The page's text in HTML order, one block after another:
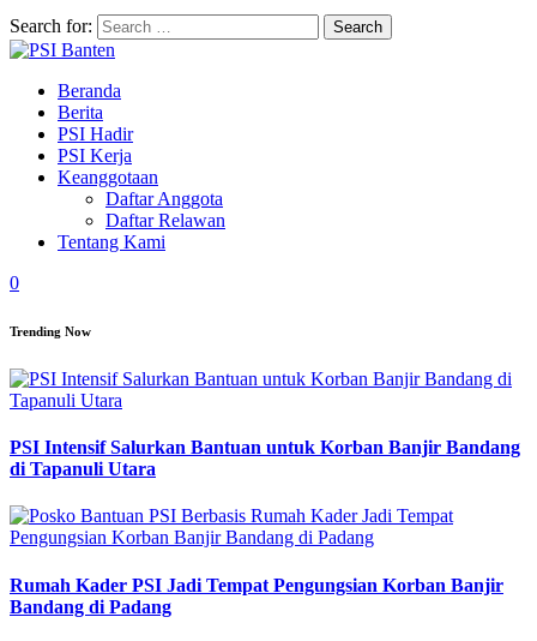
Search for:
Beranda
Berita
PSI Hadir
PSI Kerja
Keanggotaan
Daftar Anggota
Daftar Relawan
Tentang Kami
0
Trending Now
PSI Intensif Salurkan Bantuan untuk Korban Banjir Bandang
di Tapanuli Utara
Rumah Kader PSI Jadi Tempat Pengungsian Korban Banjir
Bandang di Padang